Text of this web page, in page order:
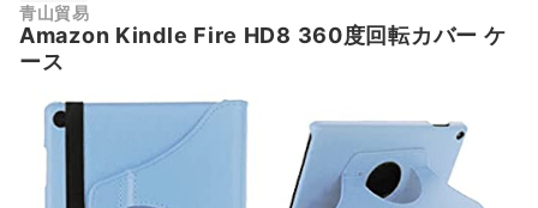
青山貿易
Amazon Kindle Fire HD8 360度回転カバー ケ
ース